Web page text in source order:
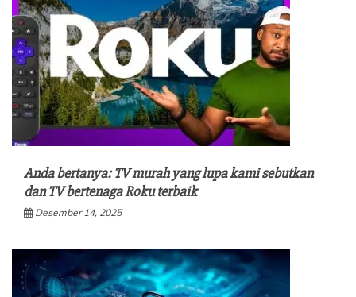
Anda bertanya: TV murah yang lupa kami sebutkan
dan TV bertenaga Roku terbaik
Desember 14, 2025